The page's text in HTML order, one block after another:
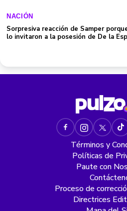
NACIÓN
Sorpresiva reacción de Samper
lo invitaron a la posesión de De la
Términos y
Políticas de
Paute con
Proceso de
Directrices